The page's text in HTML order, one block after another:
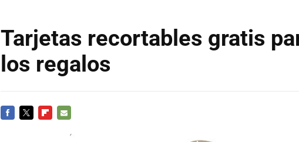
Tarjetas recortables gratis
los regalos